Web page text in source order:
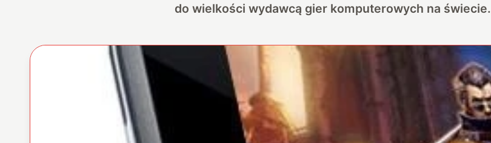
do wielkości wydawcą gier komputerowych na świecie.